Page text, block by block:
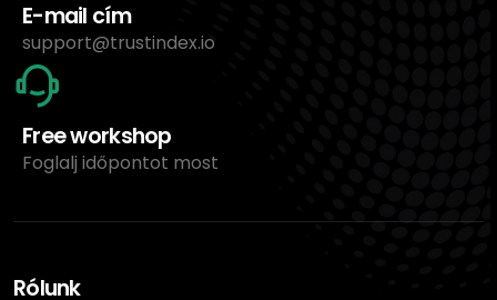
E-mail cím
support@trustindex.io
Free workshop
Foglalj időpontot most
Rólunk